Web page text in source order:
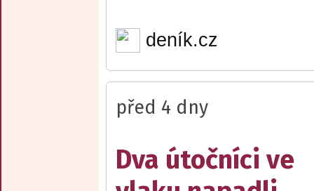
deník.cz
před 4 dny
Dva útočníci ve